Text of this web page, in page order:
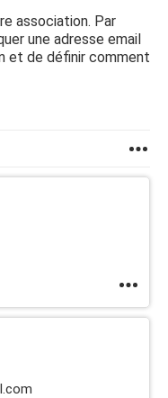
association. Par
une adresse email
et de définir comment